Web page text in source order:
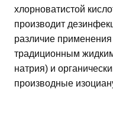
хлорноватистой
производит
различие
традиционным
натрия) и
производные